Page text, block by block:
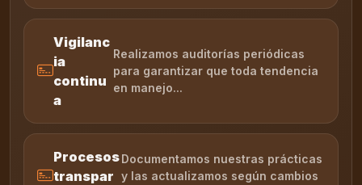
Vigilanc
ia
continu
a
Realizamos auditorías periódicas
para garantizar que toda tendencia
en manejo...
Procesos
transpar
Documentamos nuestras prácticas
y las actualizamos según cambios